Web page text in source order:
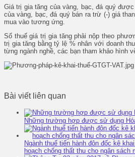
Giá trị gia tăng của vàng, bạc, đá quý
của vàng, bạc, đá quý bán ra trừ (-) giá
mua vào tương ứng.
Số thuế giá trị gia tăng phải nộp theo
trị gia tăng bằng tỷ lệ % nhân với doanh
từng ngành nghề, các bạn tham khảo hình
Bài viết liên quan
Những trường hợp được sử dụng
Ngành thuế tiến hành đôn đốc kê
hoạch chống thất thu cho ngân sách